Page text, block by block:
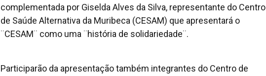
complementada por Giselda Alves da Silva, representante do Centro
de Saúde Alternativa da Muribeca (CESAM) que apresentará o
¨CESAM¨ como uma ¨história de solidariedade¨.
Participarão da apresentação também integrantes do Centro de